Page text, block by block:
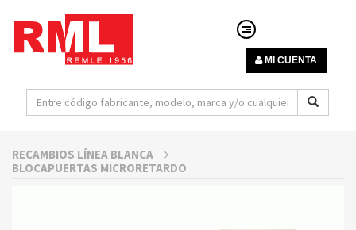
MI CUENTA
RECAMBIOS LÍNEA BLANCA
BLOCAPUERTAS MICRORETARDO